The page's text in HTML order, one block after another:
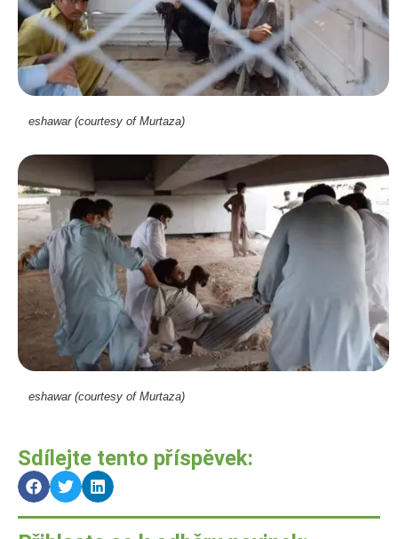
eshawar (courtesy of Murtaza)
eshawar (courtesy of Murtaza)
Sdílejte tento příspěvek: